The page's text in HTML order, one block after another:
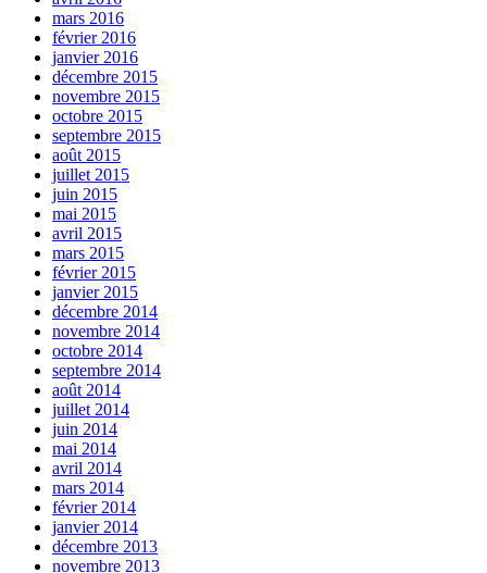
mars 2016
février 2016
janvier 2016
décembre 2015
novembre 2015
octobre 2015
septembre 2015
août 2015
juillet 2015
juin 2015
mai 2015
avril 2015
mars 2015
février 2015
janvier 2015
décembre 2014
novembre 2014
octobre 2014
septembre 2014
août 2014
juillet 2014
juin 2014
mai 2014
avril 2014
mars 2014
février 2014
janvier 2014
décembre 2013
novembre 2013